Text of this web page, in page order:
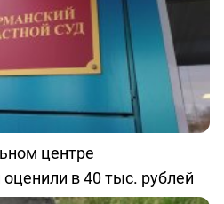
центре
в 40 тыс. рублей